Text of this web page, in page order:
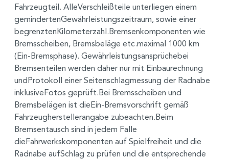
Fahrzeugteil. AlleVerschleißteile unterliegen einem
gemindertenGewährleistungszeitraum, sowie einer
begrenztenKilometerzahl.Bremsenkomponenten wie
Bremsscheiben, Bremsbeläge etc.maximal 1000 km
(Ein-Bremsphase). Gewährleistungsansprüchebei
Bremsenteilen werden daher nur mit Einbaurechnung
undProtokoll einer Seitenschlagmessung der Radnabe
inklusiveFotos geprüft.Bei Bremsscheiben und
Bremsbelägen ist dieEin-Bremsvorschrift gemäß
Fahrzeugherstellerangabe zubeachten.Beim
Bremsentausch sind in jedem Falle
dieFahrwerkskomponenten auf Spielfreiheit und die
Radnabe aufSchlag zu prüfen und die entsprechende